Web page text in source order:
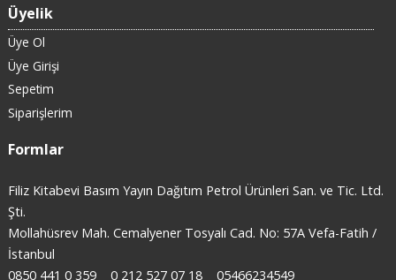
Üyelik
Üye Ol
Üye Girişi
Sepetim
Siparişlerim
Formlar
Filiz Kitabevi Basım Yayın Dağıtım Petrol Ürünleri San. ve Tic. Ltd.
Şti.
Mollahüsrev Mah. Cemalyener Tosyalı Cad. No: 57A Vefa-Fatih /
İstanbul
0850 441 0 359
0 212 527 07 18 05466234549